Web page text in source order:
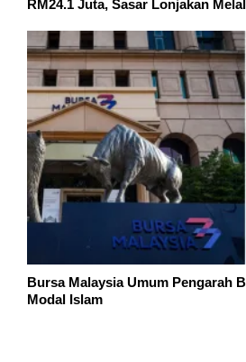
RM24.1 Juta, Sasar Lonjakan
Bursa Malaysia Umum Pengarah
Modal Islam